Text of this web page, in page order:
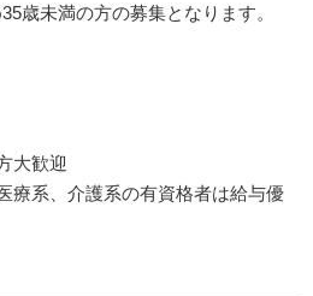
歳未満の方の募集となります。
大歓迎
療系、介護系の有資格者は給与優